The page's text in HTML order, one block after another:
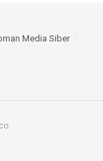
Media Siber